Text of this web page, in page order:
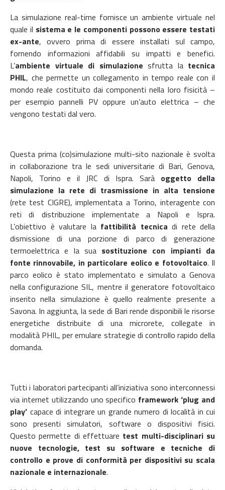
La simulazione real-time fornisce un ambiente virtuale nel
quale il sistema e le componenti possono essere testati
ex-ante, ovvero prima di essere installati sul campo,
fornendo informazioni affidabili su impatti e benefici.
L’ambiente virtuale di simulazione sfrutta la tecnica
PHIL, che permette un collegamento in tempo reale con il
mondo reale costituito dai componenti nella loro fisicità –
per esempio pannelli PV oppure un’auto elettrica – che
vengono testati dal vero.
Questa prima (co)simulazione multi-sito nazionale è svolta
in collaborazione tra le sedi universitarie di Bari, Genova,
Napoli, Torino e il JRC di Ispra. Sarà oggetto della
simulazione la rete di trasmissione in alta tensione
(rete test CIGRE), implementata a Torino, interagente con
reti di distribuzione implementate a Napoli e Ispra.
L’obiettivo è valutare la fattibilità tecnica di rete della
dismissione di una porzione di parco di generazione
termoelettrica e la sua sostituzione con impianti da
fonte rinnovabile, in particolare eolico e fotovoltaico. Il
parco eolico è stato implementato e simulato a Genova
nella configurazione SIL, mentre il generatore fotovoltaico
inserito nella simulazione è quello realmente presente a
Savona. In aggiunta, la sede di Bari rende disponibili le risorse
energetiche distribuite di una microrete, collegate in
modalità PHIL, per emulare strategie di controllo rapido della
domanda.
Tutti i laboratori partecipanti all’iniziativa sono interconnessi
via internet utilizzando uno specifico framework ‘plug and
play’ capace di integrare un grande numero di località in cui
sono presenti simulatori, software o dispositivi fisici.
Questo permette di effettuare test multi-disciplinari su
nuove tecnologie, test su software e tecniche di
controllo e prove di conformità per dispositivi su scala
nazionale e internazionale.